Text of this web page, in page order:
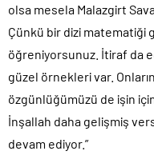
olsa mesela Malazgirt
Çünkü bir dizi matematiği
öğreniyorsunuz. İtiraf da
güzel örnekleri var.
özgünlüğümüzü de işin
İnşallah daha gelişmiş
devam ediyor.”